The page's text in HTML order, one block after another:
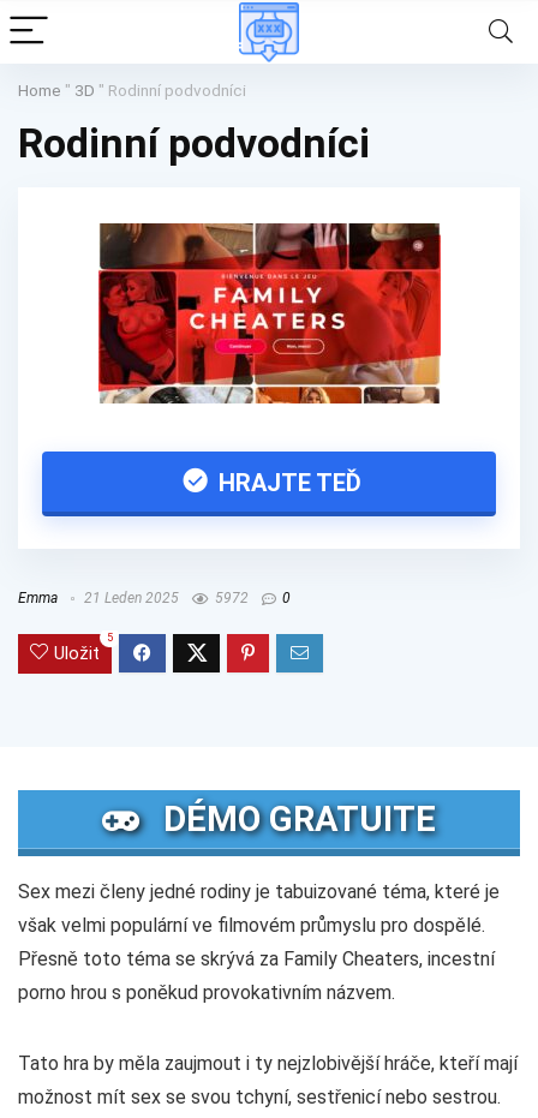
Home " 3D " Rodinní podvodníci
Rodinní podvodníci
HRAJTE TEĎ
Emma 21 Leden 2025 5972 0
Uložit
5
DÉMO GRATUITE
Sex mezi členy jedné rodiny je tabuizované téma, které je
však velmi populární ve filmovém průmyslu pro dospělé.
Přesně toto téma se skrývá za Family Cheaters, incestní
porno hrou s poněkud provokativním názvem.
Tato hra by měla zaujmout i ty nejzlobivější hráče, kteří mají
možnost mít sex se svou tchyní, sestřenicí nebo sestrou.